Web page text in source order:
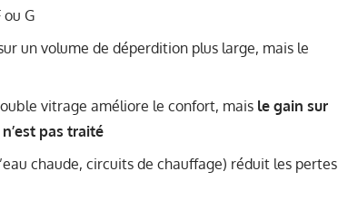
ou G
un volume de déperdition plus large, mais le
vitrage améliore le confort, mais le gain sur
pas traité
chaude, circuits de chauffage) réduit les pertes